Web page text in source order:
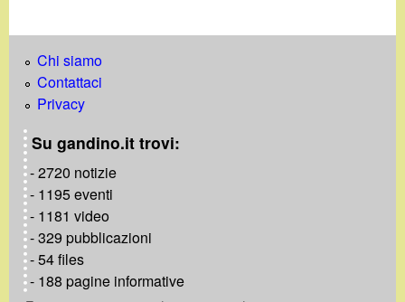
Chi siamo
Contattaci
Privacy
Su gandino.it trovi:
- 2720 notizie
- 1195 eventi
- 1181 video
- 329 pubblicazioni
- 54 files
- 188 pagine informative